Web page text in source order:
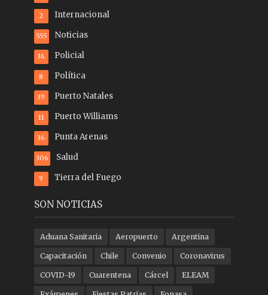
Internacional
2
Noticias
555
Policial
34
Política
8
Puerto Natales
39
Puerto Williams
11
Punta Arenas
36
Salud
306
Tierra del Fuego
9
SON NOTICIAS
Aduana Sanitaria Aeropuerto Argentina
Capacitación Chile Convenio Coronavirus
COVID-19 Cuarentena Cárcel ELEAM